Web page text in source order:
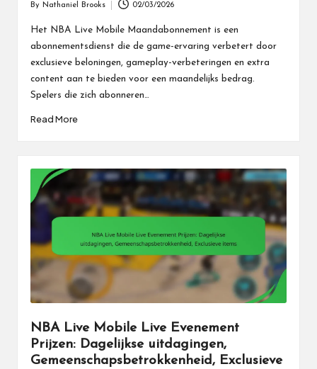
by
By Nathaniel Brooks 02/03/2026
Het NBA Live Mobile Maandabonnement is een
abonnementsdienst die de game-ervaring verbetert door
exclusieve beloningen, gameplay-verbeteringen en extra
content aan te bieden voor een maandelijks bedrag.
Spelers die zich abonneren…
Read More
NBA Live Mobile Live Evenement
Prijzen: Dagelijkse uitdagingen,
Gemeenschapsbetrokkenheid, Exclusieve